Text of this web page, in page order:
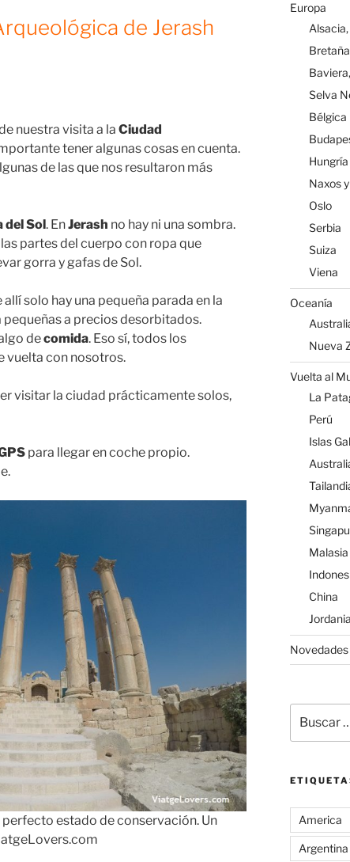
de Jerash
nuestra visita a la Ciudad
tener algunas cosas en cuenta.
de las que nos resultaron más
del Sol. EnJerash no hay ni una sombra.
partes del cuerpo con ropa que
gorra y gafas de Sol.
allí solo hay una pequeña parada en la
a precios desorbitados.
decomida. Eso sí, todos los
vuelta con nosotros.
visitar la ciudad prácticamente solos,
para llegar en coche propio.
estado de conservación. Un
Europa
Selva
Bélgica
Hungría
Naxos
Oslo
Serbia
Suiza
Viena
Oceanía
Nueva
Vuelta al
La
Perú
Islas
China
Jordania
Novedades
por:
America
Argentina